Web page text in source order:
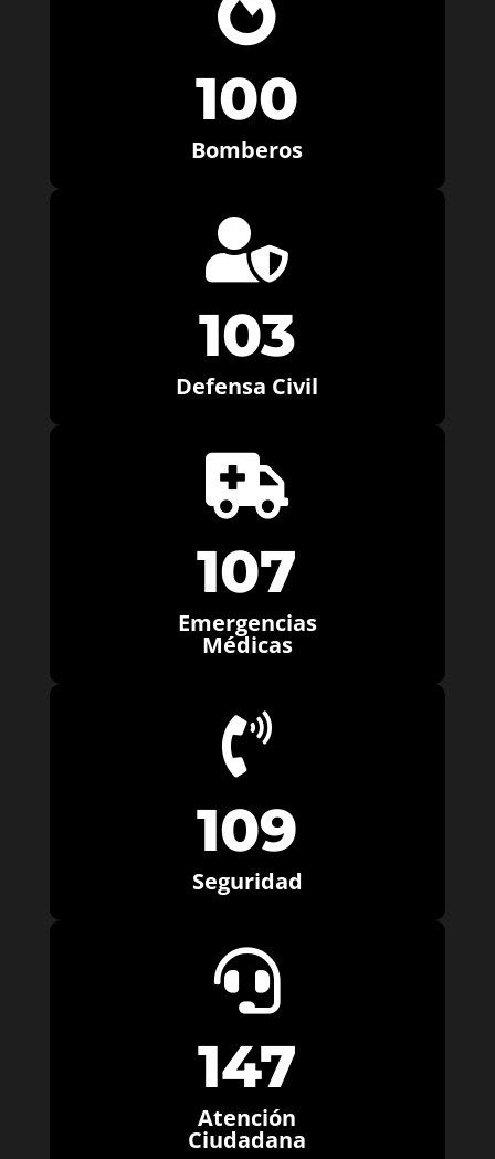
100
Bomberos

103
Defensa Civil

107
Emergencias
Médicas

109
Seguridad

147
Atención
Ciudadana